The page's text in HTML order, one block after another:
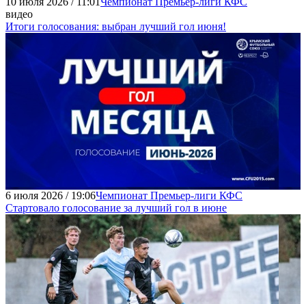
видео
Итоги голосования: выбран лучший гол июня!
6 июля 2026 / 19:06Чемпионат Премьер-лиги КФС
Стартовало голосование за лучший гол в июне